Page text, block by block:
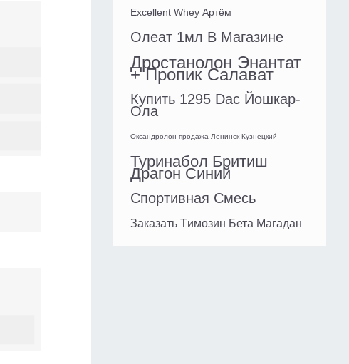
Excellent Whey Артём
Олеат 1мл В Магазине
Дростанолон Энантат
+ Пропик Салават
Купить 1295 Dac Йошкар-
Ола
Оксандролон продажа Ленинск-Кузнецкий
Туринабол Бритиш
Драгон Синий
Спортивная Смесь
Заказать Tимозин Бета Магадан